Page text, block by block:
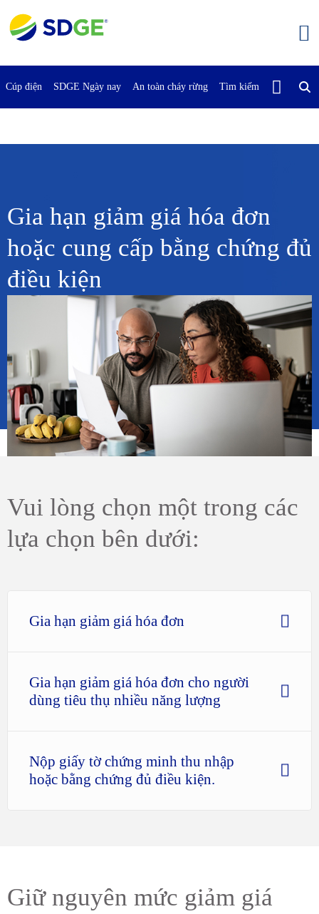
qua
Cúp điện SDGE Ngày nay An toàn cháy rừng Tìm kiếm Liên Hệ
Gia hạn giảm giá hóa đơn
hoặc cung cấp bằng chứng đủ
điều kiện
Vui lòng chọn một trong các
lựa chọn bên dưới:
Gia hạn giảm giá hóa đơn
Gia hạn giảm giá hóa đơn cho người
dùng tiêu thụ nhiều năng lượng
Nộp giấy tờ chứng minh thu nhập
hoặc bằng chứng đủ điều kiện.
Giữ nguyên mức giảm giá